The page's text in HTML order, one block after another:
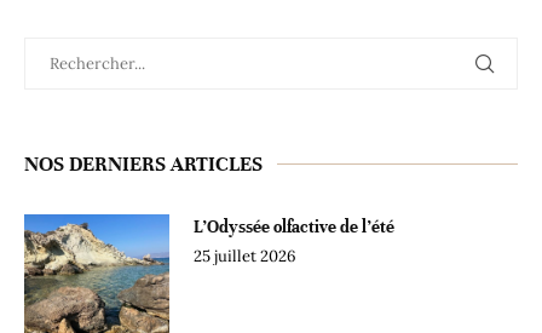
NOS DERNIERS ARTICLES
L’Odyssée olfactive de l’été
25 juillet 2026